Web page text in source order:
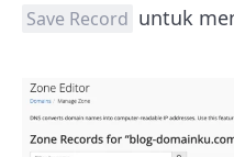
Save Record untuk